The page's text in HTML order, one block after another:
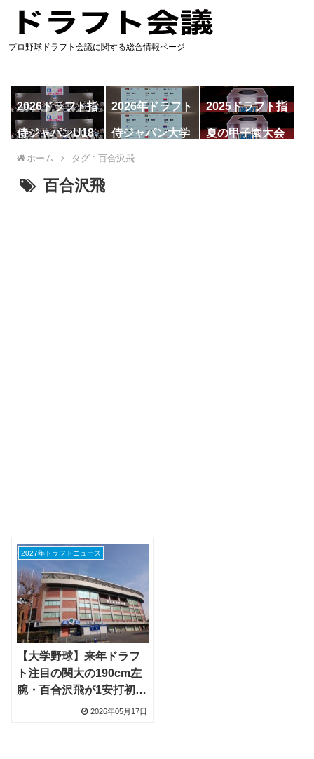
プロ野球ドラフト会議に関する総合情報ページ
2026ドラフト指
名予想
2026年ドラフト
候補
2025ドラフト指
名一覧
侍ジャパンU18
代表
侍ジャパン大学
代表
夏の甲子園大会
ホーム タグ : 百合沢飛
百合沢飛
2027年ドラフトニュース
【大学野球】来年ドラフ
ト注目の関大の190cm左
腕・百合沢飛が1安打初完
2026年05月17日